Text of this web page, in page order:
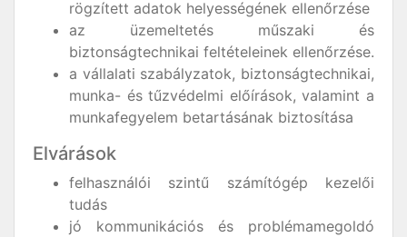
rögzített adatok helyességének ellenőrzése
az üzemeltetés műszaki és
biztonságtechnikai feltételeinek ellenőrzése.
a vállalati szabályzatok, biztonságtechnikai,
munka- és tűzvédelmi előírások, valamint a
munkafegyelem betartásának biztosítása
Elvárások
felhasználói szintű számítógép kezelői
tudás
jó kommunikációs és problémamegoldó